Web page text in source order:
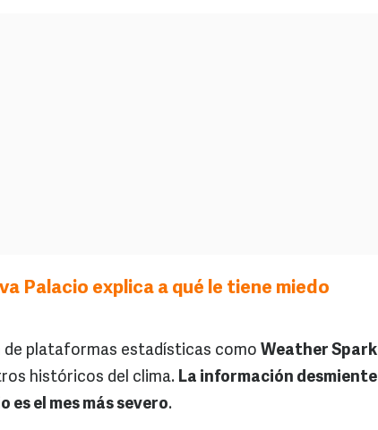
Palacio explica a qué le tiene miedo
plataformas estadísticas como Weather Spark
históricos del clima. La información desmiente
es el mes más severo.